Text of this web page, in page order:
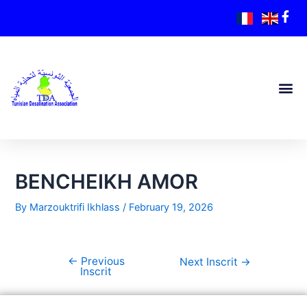
BENCHEIKH AMOR
By Marzouktrifi Ikhlass/ February 19, 2026
← Previous
Inscrit
Next Inscrit →